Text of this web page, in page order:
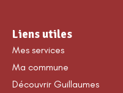
Liens utiles
Mes services
Ma commune
Découvrir Guillaumes